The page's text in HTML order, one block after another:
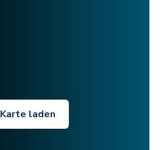
Karte laden